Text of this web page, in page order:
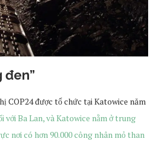
đen”
COP24 được tổ chức tại Katowice năm
với Ba Lan, và Katowice nằm ở trung
nơi có hơn 90.000 công nhân mỏ than